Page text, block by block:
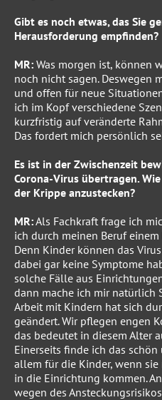
Gibt es noch etwas, das Sie
Herausforderung empfinden?
MR: Was morgen ist, können
noch nicht sagen. Deswegen
und offen für neue
ich im Kopf verschiedene
kurzfristig auf veränderte
Das fordert mich persönlich
Es ist in der Zwischenzeit
Corona-Virus übertragen.
der Krippe anzustecken?
MR:Als Fachkraft frage ich
ich durch meinen Beruf
Denn Kinder können das
dabei gar keine Symptome
solche Fälle aus
dann mache ich mir natürlich
Arbeit mit Kindern hat sich
geändert. Wir pflegen engen
das bedeutet in diesem Alter
Einerseits finde ich das
allem für die Kinder, wenn
in die Einrichtung kommen.
wegen des